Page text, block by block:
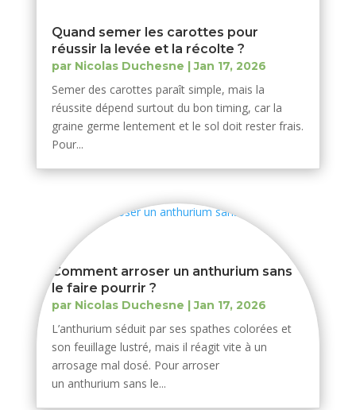
Quand semer les carottes pour
réussir la levée et la récolte ?
par Nicolas Duchesne |Jan 17, 2026
Semer des carottes paraît simple, mais la
réussite dépend surtout du bon timing, car la
graine germe lentement et le sol doit rester frais.
Pour...
Comment arroser un anthurium sans
le faire pourrir ?
par Nicolas Duchesne |Jan 17, 2026
L’anthurium séduit par ses spathes colorées et
son feuillage lustré, mais il réagit vite à un
arrosage mal dosé. Pour arroser
un anthurium sans le...